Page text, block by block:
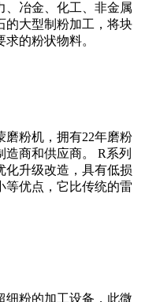
、冶金、化工、非金属
的大型制粉加工，将块
的粉状物料。
磨粉机，拥有22年磨粉
商和供应商。 R系列
化升级改造，具有低损
等优点，它比传统的雷
细粉的加工设备，此微